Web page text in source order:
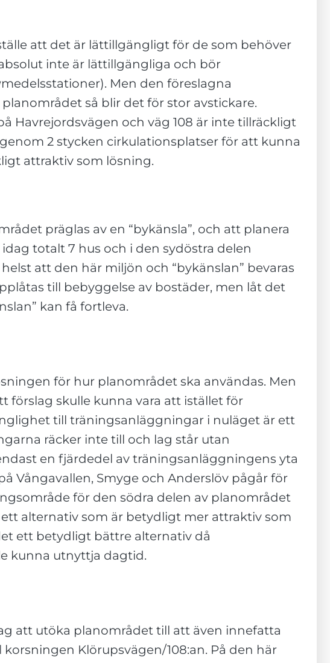
att det är lättillgängligt för de som behöver
inte är lättillgängliga och bör
Men den föreslagna
så blir det för stor avstickare.
Havrejordsvägen och väg 108 är inte tillräckligt
2 stycken cirkulationsplatser för att kunna
attraktiv som lösning.
präglas av en “bykänsla”, och att planera
totalt 7 hus och i den sydöstra delen
att den här miljön och “bykänslan” bevaras
till bebyggelse av bostäder, men låt det
kan få fortleva.
för hur planområdet ska användas. Men
förslag skulle kunna vara att istället för
till träningsanläggningar i nuläget är ett
räcker inte till och lag står utan
en fjärdedel av träningsanläggningens yta
Vångavallen, Smyge och Anderslöv pågår för
för den södra delen av planområdet
alternativ som är betydligt mer attraktiv som
ett betydligt bättre alternativ då
kunna utnyttja dagtid.
att utöka planområdet till att även innefatta
Klörupsvägen/108:an. På den här